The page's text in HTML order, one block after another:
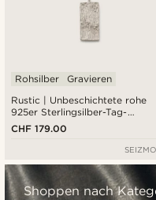
Rustic | Unbeschichtete rohe
925er Sterlingsilber-Tag-
Halskette
Rohsilber Gravieren
CHF 179.00
Shoppen nach